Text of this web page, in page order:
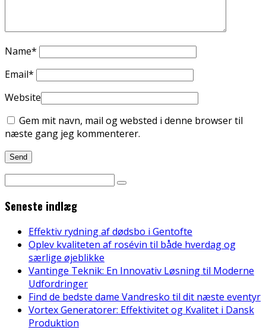
Name*
Email*
Website
Gem mit navn, mail og websted i denne browser til
næste gang jeg kommenterer.
Seneste indlæg
Effektiv rydning af dødsbo i Gentofte
Oplev kvaliteten af rosévin til både hverdag og
særlige øjeblikke
Vantinge Teknik: En Innovativ Løsning til Moderne
Udfordringer
Find de bedste dame Vandresko til dit næste eventyr
Vortex Generatorer: Effektivitet og Kvalitet i Dansk
Produktion